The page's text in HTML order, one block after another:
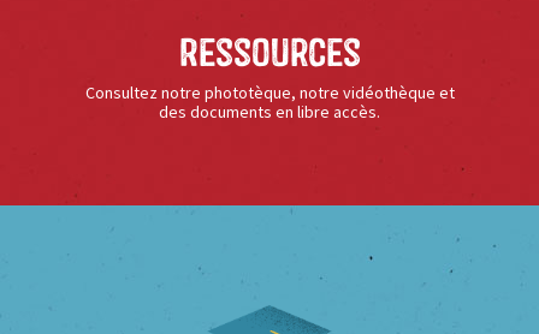
Ressources
Consultez notre phototèque, notre vidéothèque et
des documents en libre accès.